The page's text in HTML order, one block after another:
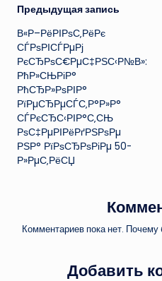
Навигация
записи
Предыдущая запись
В«Р–РёРІРѕС‚РёРє
СЃРѕРІСЃРµРј
РєСЂРѕС€РµС‡РЅС‹Р№В»:
РћР»СЊРіР°
РћСЂР»РѕРІР°
РїРµСЂРµСЃС‚Р°Р»Р°
СЃРєСЂС‹РІР°С‚СЊ
РѕС‡РµРІРёРґРЅРѕРµ
РЅР° РїРѕСЂРѕРіРµ 50-
Р»РµС‚РёСЏ
Комментариев пока нет.
Добавить